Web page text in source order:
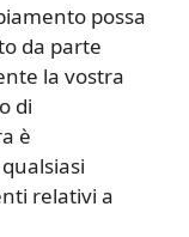
possa
da parte
la vostra
di
è
relativi a